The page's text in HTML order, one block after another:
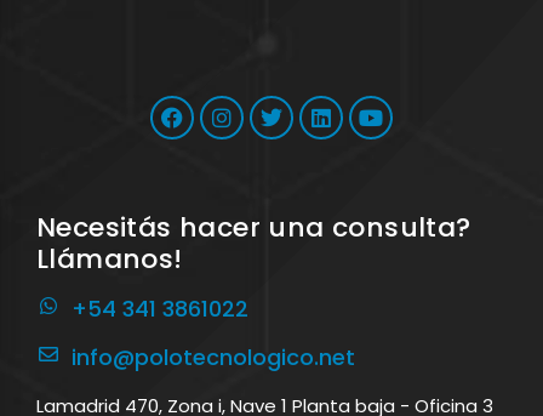
Necesitás hacer una consulta?
Llámanos!
+54 341 3861022
info@polotecnologico.net
Lamadrid 470, Zona i, Nave 1 Planta baja - Oficina 3